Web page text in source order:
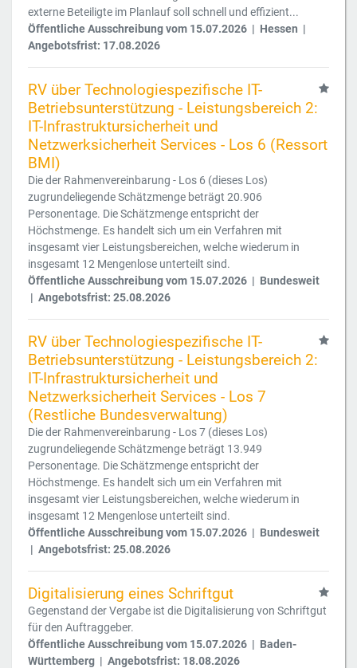
externe Beteiligte im Planlauf soll schnell und effizient...
Öffentliche Ausschreibung vom 15.07.2026 | Hessen |
Angebotsfrist: 17.08.2026
RV über Technologiespezifische IT-
Betriebsunterstützung - Leistungsbereich 2:
IT-Infrastruktursicherheit und
Netzwerksicherheit Services - Los 6 (Ressort
BMI)
Die der Rahmenvereinbarung - Los 6 (dieses Los)
zugrundeliegende Schätzmenge beträgt 20.906
Personentage. Die Schätzmenge entspricht der
Höchstmenge. Es handelt sich um ein Verfahren mit
insgesamt vier Leistungsbereichen, welche wiederum in
insgesamt 12 Mengenlose unterteilt sind.
Öffentliche Ausschreibung vom 15.07.2026 | Bundesweit
| Angebotsfrist: 25.08.2026
RV über Technologiespezifische IT-
Betriebsunterstützung - Leistungsbereich 2:
IT-Infrastruktursicherheit und
Netzwerksicherheit Services - Los 7
(Restliche Bundesverwaltung)
Die der Rahmenvereinbarung - Los 7 (dieses Los)
zugrundeliegende Schätzmenge beträgt 13.949
Personentage. Die Schätzmenge entspricht der
Höchstmenge. Es handelt sich um ein Verfahren mit
insgesamt vier Leistungsbereichen, welche wiederum in
insgesamt 12 Mengenlose unterteilt sind.
Öffentliche Ausschreibung vom 15.07.2026 | Bundesweit
| Angebotsfrist: 25.08.2026
Digitalisierung eines Schriftgut
Gegenstand der Vergabe ist die Digitalisierung von Schriftgut
für den Auftraggeber.
Öffentliche Ausschreibung vom 15.07.2026 | Baden-
Württemberg | Angebotsfrist: 18.08.2026